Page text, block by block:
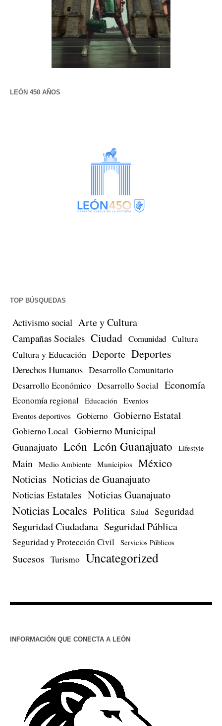
LEÓN 450 AÑOS
TOP BÚSQUEDAS
Activismo social Arte y Cultura
Campañas Sociales Ciudad Comunidad Cultura
Cultura y Educación Deporte Deportes
Derechos Humanos Desarrollo Comunitario
Desarrollo Económico Desarrollo Social Economía
Economía regional Educación Eventos
Eventos deportivos Gobierno Gobierno Estatal
Gobierno Local Gobierno Municipal
Guanajuato León León Guanajuato Lifestyle
Main Medio Ambiente Municipios México
Noticias Noticias de Guanajuato
Noticias Estatales Noticias Guanajuato
Noticias Locales Politica Salud Seguridad
Seguridad Ciudadana Seguridad Pública
Seguridad y Protección Civil Servicios Públicos
Sucesos Turismo Uncategorized
INFORMACIÓN QUE CONECTA A LEÓN